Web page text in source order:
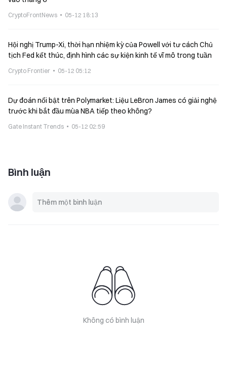
CryptoFrontNews 05-12 18:13
Hội nghị Trump-Xi, thời hạn nhiệm kỳ của Powell với tư cách Chủ
tịch Fed kết thúc, định hình các sự kiện kinh tế vĩ mô trong tuần
Crypto Frontier 05-12 05:12
Dự đoán nổi bật trên Polymarket: Liệu LeBron James có giải nghệ
trước khi bắt đầu mùa NBA tiếp theo không?
Gate Instant Trends 05-12 02:59
Bình luận
Không có bình luận